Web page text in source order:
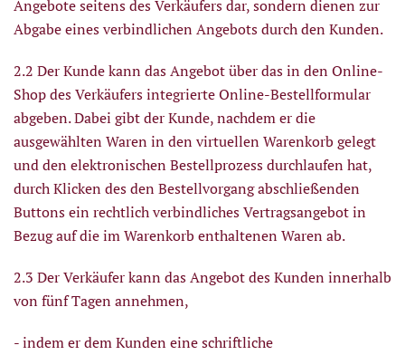
Angebote seitens des Verkäufers dar, sondern dienen zur
Abgabe eines verbindlichen Angebots durch den Kunden.
2.2 Der Kunde kann das Angebot über das in den Online-
Shop des Verkäufers integrierte Online-Bestellformular
abgeben. Dabei gibt der Kunde, nachdem er die
ausgewählten Waren in den virtuellen Warenkorb gelegt
und den elektronischen Bestellprozess durchlaufen hat,
durch Klicken des den Bestellvorgang abschließenden
Buttons ein rechtlich verbindliches Vertragsangebot in
Bezug auf die im Warenkorb enthaltenen Waren ab.
2.3 Der Verkäufer kann das Angebot des Kunden innerhalb
von fünf Tagen annehmen,
- indem er dem Kunden eine schriftliche